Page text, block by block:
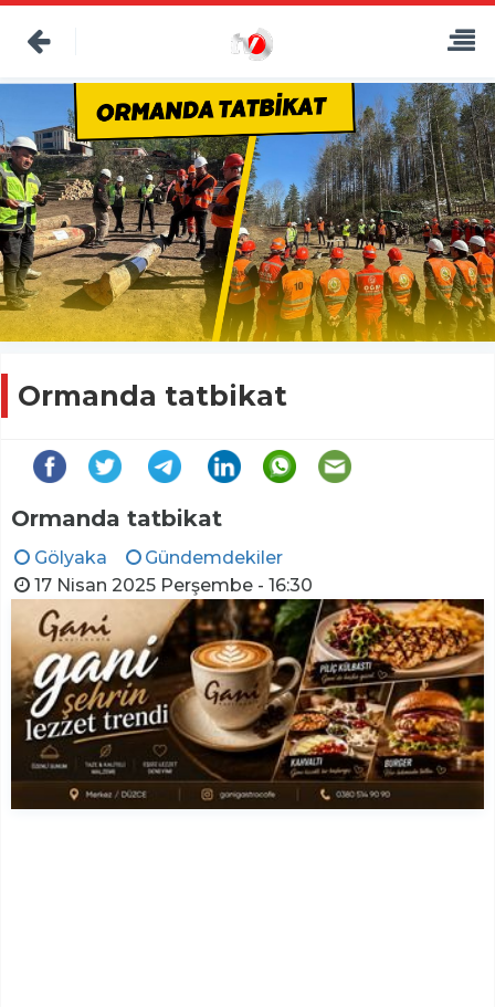
Ormanda tatbikat
Ormanda tatbikat
Gölyaka
Gündemdekiler
17 Nisan 2025 Perşembe - 16:30